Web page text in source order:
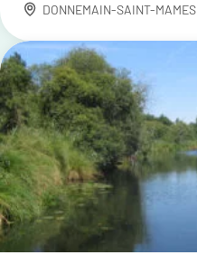
DONNEMAIN-SAINT-MAMES